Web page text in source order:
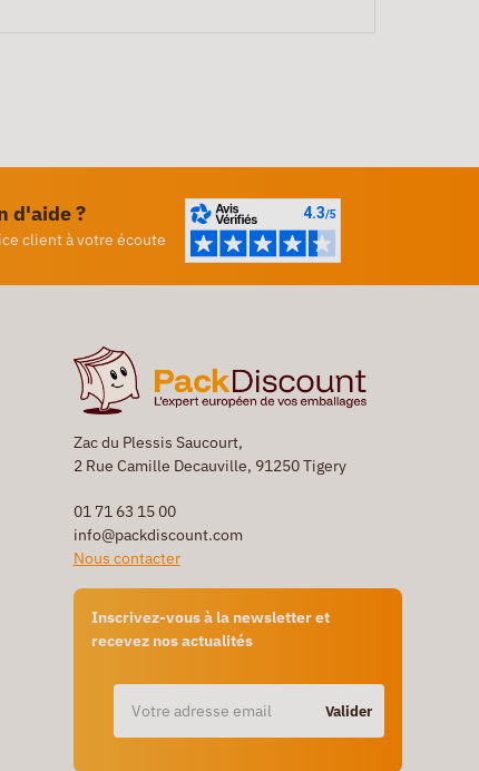
d'aide ?
client à votre écoute
Zac du Plessis Saucourt,
2 Rue Camille Decauville, 91250 Tigery
01 71 63 15 00
info@packdiscount.com
Nous contacter
Inscrivez-vous à la newsletter et
recevez nos actualités
Valider